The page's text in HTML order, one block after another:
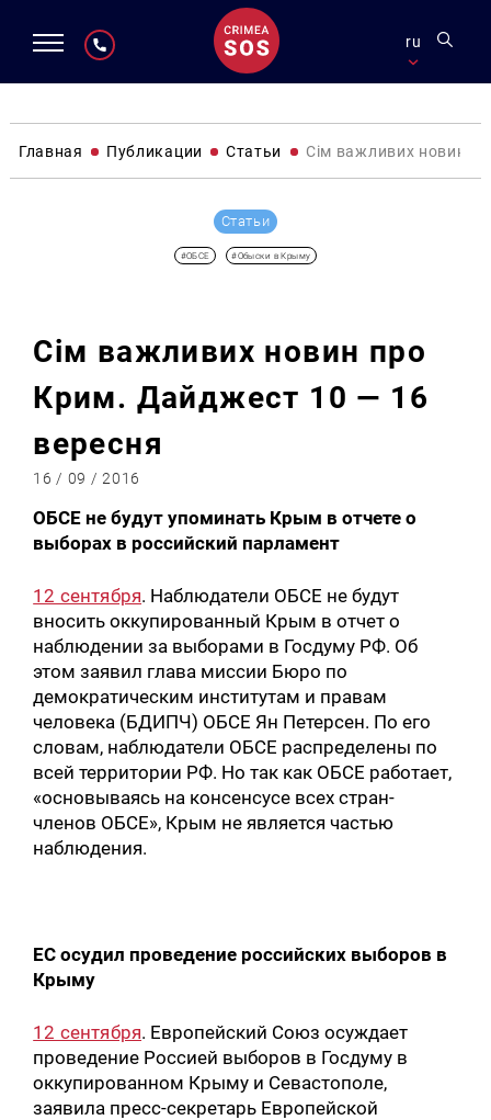
ru
Главная Публикации Статьи Сім важливих новин
Статьи
#ОБСЕ #Обыски в Крыму
Сім важливих новин про
Крим. Дайджест 10 — 16
вересня
16 / 09 / 2016
ОБСЕ не будут упоминать Крым в отчете о
выборах в российский парламент
12 сентября. Наблюдатели ОБСЕ не будут
вносить оккупированный Крым в отчет о
наблюдении за выборами в Госдуму РФ. Об
этом заявил глава миссии Бюро по
демократическим институтам и правам
человека (БДИПЧ) ОБСЕ Ян Петерсен. По его
словам, наблюдатели ОБСЕ распределены по
всей территории РФ. Но так как ОБСЕ работает,
«основываясь на консенсусе всех стран-
членов ОБСЕ», Крым не является частью
наблюдения.
ЕС осудил проведение российских выборов в
Крыму
12 сентября. Европейский Союз осуждает
проведение Россией выборов в Госдуму в
оккупированном Крыму и Севастополе,
заявила пресс-секретарь Европейской